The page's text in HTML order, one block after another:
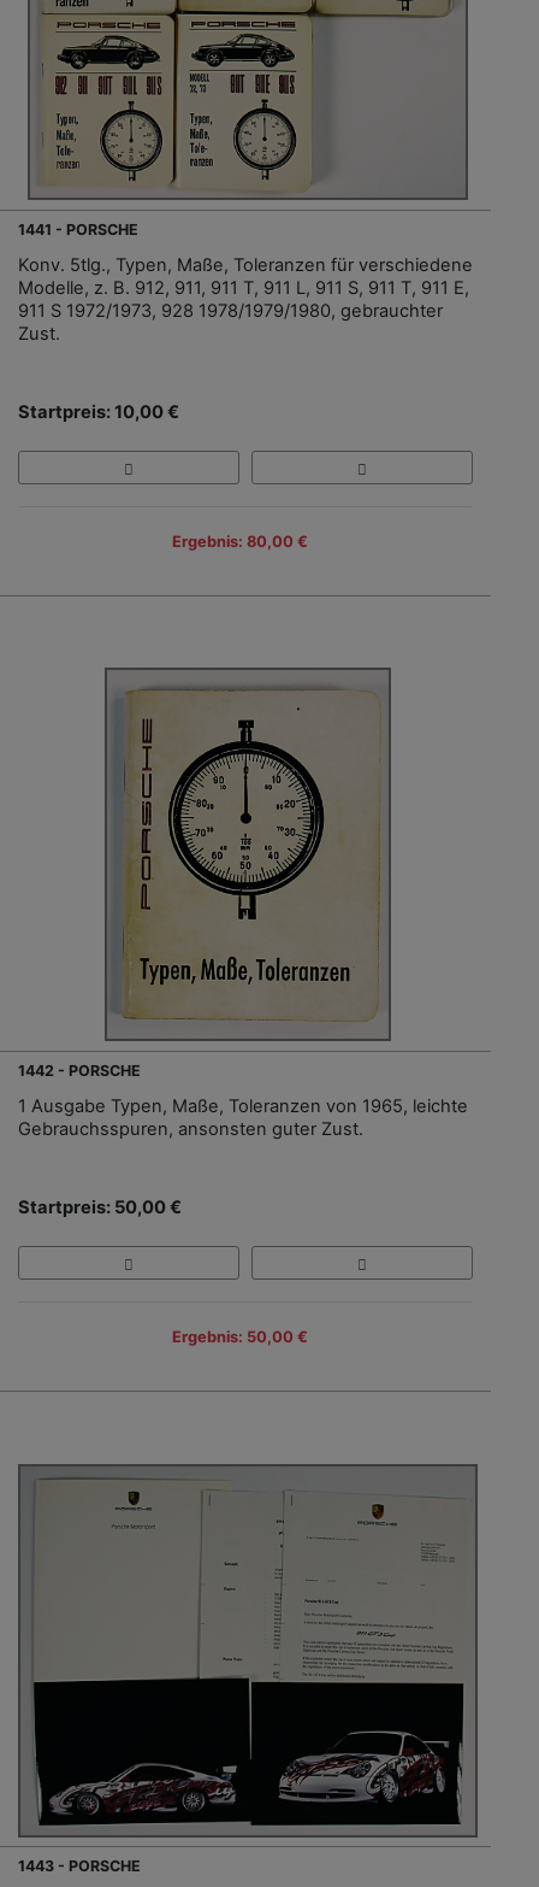
1441 - PORSCHE
Konv. 5tlg., Typen, Maße, Toleranzen für verschiedene
Modelle, z. B. 912, 911, 911 T, 911 L, 911 S, 911 T, 911 E,
911 S 1972/1973, 928 1978/1979/1980, gebrauchter
Zust.
Startpreis: 10,00 €
Ergebnis: 80,00 €
1442 - PORSCHE
1 Ausgabe Typen, Maße, Toleranzen von 1965, leichte
Gebrauchsspuren, ansonsten guter Zust.
Startpreis: 50,00 €
Ergebnis: 50,00 €
1443 - PORSCHE